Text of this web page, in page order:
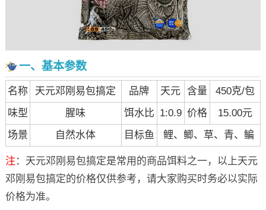
一、基本参数
名称 天元邓刚易包搞定 品牌 天元 含量
450克/包
味型
腥味 饵水比 1:0.9 价格
15.00元
场景
自然水体 目标鱼 鲤、鲫、草、青、鳊
注 ：天元邓刚易包搞定是常用的商品饵料之一，以上天元
邓刚易包搞定的价格仅供参考，请大家购买时务必以实际
价格为准。